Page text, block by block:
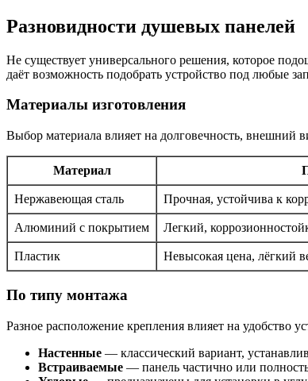
Разновидности душевых панелей
Не существует универсального решения, которое
даёт возможность подобрать устройство под любые
Материалы изготовления
Выбор материала влияет на долговечность, внешний
Материал
Нержавеющая сталь Прочная, устойчива к
Алюминий с покрытием Легкий,
Пластик Невысокая цена, лёгкий
По типу монтажа
Разное расположение крепления влияет на удобство
Настенные — классический вариант,
Встраиваемые — панель частично или